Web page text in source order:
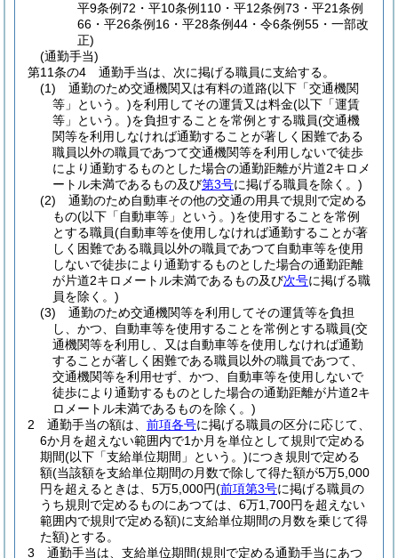
平9条例72・平10条例110・平12条例73・平21条例
66・平26条例16・平28条例44・令6条例55・一部改
正)
(通勤手当)
第11条の4
通勤手当は、次に掲げる職員に支給する。
(1)
通勤のため交通機関又は有料の道路(以下「交通機関
等」という。)を利用してその運賃又は料金(以下「運賃
等」という。)を負担することを常例とする職員(交通機
関等を利用しなければ通勤することが著しく困難である
職員以外の職員であつて交通機関等を利用しないで徒歩
により通勤するものとした場合の通勤距離が片道2キロメ
ートル未満であるもの及び第3号に掲げる職員を除く。)
(2)
通勤のため自動車その他の交通の用具で規則で定める
もの(以下「自動車等」という。)を使用することを常例
とする職員(自動車等を使用しなければ通勤することが著
しく困難である職員以外の職員であつて自動車等を使用
しないで徒歩により通勤するものとした場合の通勤距離
が片道2キロメートル未満であるもの及び次号に掲げる職
員を除く。)
(3)
通勤のため交通機関等を利用してその運賃等を負担
し、かつ、自動車等を使用することを常例とする職員(交
通機関等を利用し、又は自動車等を使用しなければ通勤
することが著しく困難である職員以外の職員であつて、
交通機関等を利用せず、かつ、自動車等を使用しないで
徒歩により通勤するものとした場合の通勤距離が片道2キ
ロメートル未満であるものを除く。)
2
通勤手当の額は、 前項各号に掲げる職員の区分に応じて、
6か月を超えない範囲内で1か月を単位として規則で定める
期間(以下「支給単位期間」という。)につき規則で定める
額(当該額を支給単位期間の月数で除して得た額が5万5,000
円を超えるときは、5万5,000円(前項第3号に掲げる職員の
うち規則で定めるものにあつては、6万1,700円を超えない
範囲内で規則で定める額)に支給単位期間の月数を乗じて得
た額)とする。
3
通勤手当は、支給単位期間(規則で定める通勤手当にあつ